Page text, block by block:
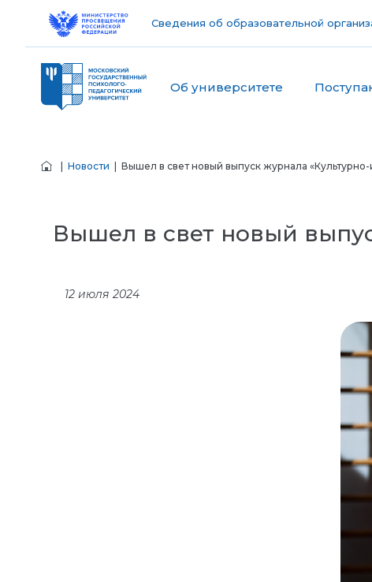
Сведения об образовательной
Об университете
Новости | Вышел в свет новый выпуск журнала «Культурно-
Вышел в свет новый
12 июля 2024